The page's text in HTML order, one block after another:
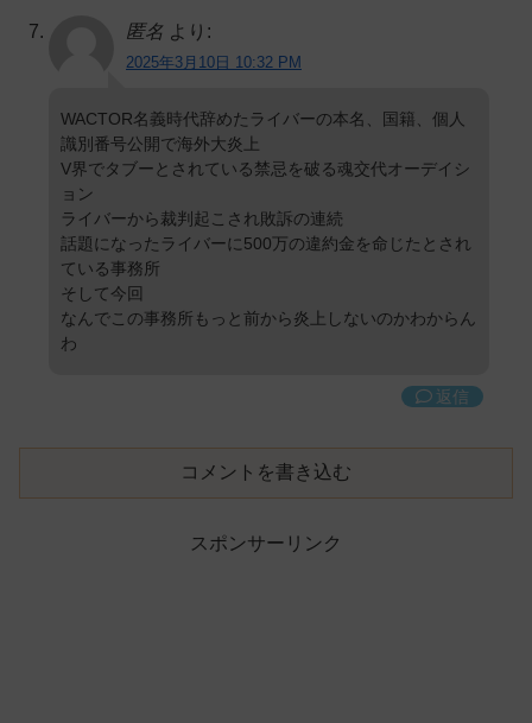
匿名 より:
2025年3月10日 10:32 PM
WACTOR名義時代辞めたライバーの本名、国籍、個人
識別番号公開で海外大炎上
V界でタブーとされている禁忌を破る魂交代オーデイシ
ョン
ライバーから裁判起こされ敗訴の連続
話題になったライバーに500万の違約金を命じたとされ
ている事務所
そして今回
なんでこの事務所もっと前から炎上しないのかわからん
わ
返信
コメントを書き込む
スポンサーリンク